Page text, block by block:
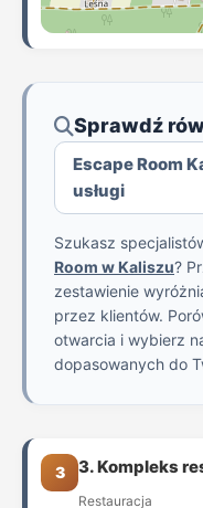
Sprawdź
Escape Room
usługi
Szukasz
Room w Kaliszu?
zestawienie
przez klientów.
otwarcia i wybierz
dopasowanych do
3 3. Kompleks
Restauracja